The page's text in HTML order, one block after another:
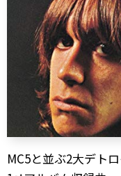
MC5と並ぶ2大デト